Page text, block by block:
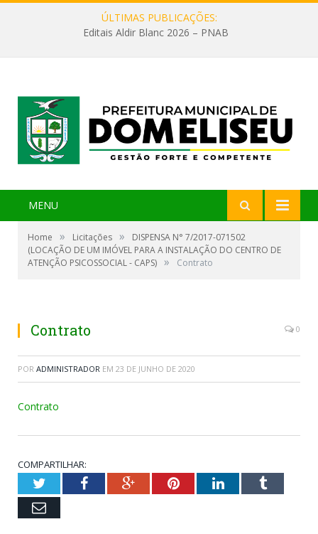
ÚLTIMAS PUBLICAÇÕES:
Editais Aldir Blanc 2026 – PNAB
MENU
Home » Licitações »
DISPENSA N° 7/2017-071502
(LOCAÇÃO DE UM IMÓVEL PARA A INSTALAÇÃO DO CENTRO DE
ATENÇÃO PSICOSSOCIAL - CAPS) » Contrato
Contrato 0
POR ADMINISTRADOR EM 23 DE JUNHO DE 2020
Contrato
COMPARTILHAR:
TwitterFacebookGoogle+PinterestLinkedInTumblr
Email